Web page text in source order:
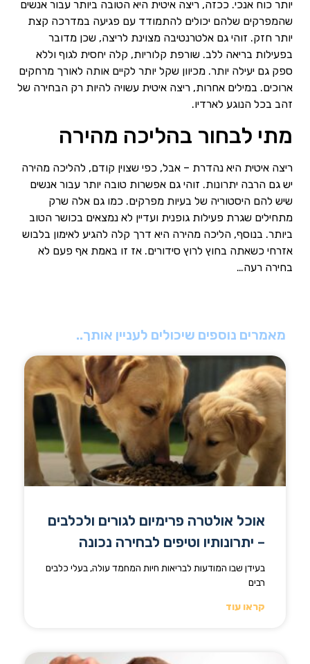
יותר כוח אנכי. ככזה, ריצה איטית היא הטובה ביותר עבור אנשים
שהמפרקים שלהם יכולים להתמודד עם פגיעה במדרכה קצת
יותר חזק. זוהי גם אלטרנטיבה מצוינת לריצה, שכן מדובר
בפעילות בריאה ללב. שורפת קלוריות, קלה יחסית לגוף וללא
ספק גם יעילה יותר. מכיוון שקל יותר לקיים אותה לאורך מרחקים
ארוכים. במילים אחרות, ריצה איטית עשויה להיות רק הבחירה של
זהב בכל הנוגע לארדיו.
מתי לבחור בהליכה מהירה
ריצה איטית היא נהדרת – אבל, כפי שצוין קודם, להליכה מהירה
יש גם הרבה יתרונות. זוהי גם אפשרות טובה יותר עבור אנשים
שיש להם היסטוריה של בעיות מפרקים. כמו גם אלה שרק
מתחילים שגרת פעילות גופנית ועדיין לא נמצאים בכושר הטוב
ביותר. בנוסף, הליכה מהירה היא דרך קלה להגיע לאימון בלבוש
אזרחי כשאתה בחוץ לרוץ סידורים. אז זו באמת אף פעם לא
בחירה רעה…
מאמרים נוספים שיכולים לעניין אותך..
אוכל אולטרה פרימיום לגורים ולכלבים
– יתרונותיו וטיפים לבחירה נכונה
בעידן שבו המודעות לבריאות חיות המחמד עולה, בעלי כלבים
רבים
קראו עוד